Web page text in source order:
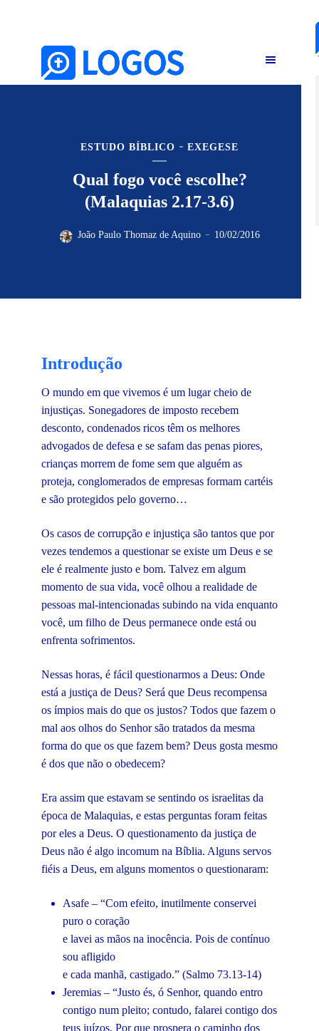
ESTUDO BÍBLICO EXEGESE
Qual fogo você escolhe?
(Malaquias 2.17-3.6)
João Paulo Thomaz de Aquino 10/02/2016
Introdução
O mundo em que vivemos é um lugar cheio de
injustiças. Sonegadores de imposto recebem
desconto, condenados ricos têm os melhores
advogados de defesa e se safam das penas piores,
crianças morrem de fome sem que alguém as
proteja, conglomerados de empresas formam cartéis
e são protegidos pelo governo…
Os casos de corrupção e injustiça são tantos que por
vezes tendemos a questionar se existe um Deus e se
ele é realmente justo e bom. Talvez em algum
momento de sua vida, você olhou a realidade de
pessoas mal-intencionadas subindo na vida enquanto
você, um filho de Deus permanece onde está ou
enfrenta sofrimentos.
Nessas horas, é fácil questionarmos a Deus: Onde
está a justiça de Deus? Será que Deus recompensa
os ímpios mais do que os justos? Todos que fazem o
mal aos olhos do Senhor são tratados da mesma
forma do que os que fazem bem? Deus gosta mesmo
é dos que não o obedecem?
Era assim que estavam se sentindo os israelitas da
época de Malaquias, e estas perguntas foram feitas
por eles a Deus. O questionamento da justiça de
Deus não é algo incomum na Bíblia. Alguns servos
fiéis a Deus, em alguns momentos o questionaram:
Asafe – “Com efeito, inutilmente conservei
puro o coração
e lavei as mãos na inocência. Pois de contínuo
sou afligido
e cada manhã, castigado.” (Salmo 73.13-14)
Jeremias – “Justo és, ó Senhor, quando entro
contigo num pleito; contudo, falarei contigo dos
teus juízos. Por que prospera o caminho dos